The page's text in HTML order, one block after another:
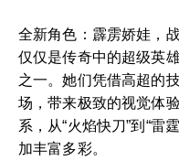
全新角色：霹雳娇娃，
仅仅是传奇中的超级英
之一。她们凭借高超的
场，带来极致的视觉体
系，从“火焰快刀”到“雷
加丰富多彩。